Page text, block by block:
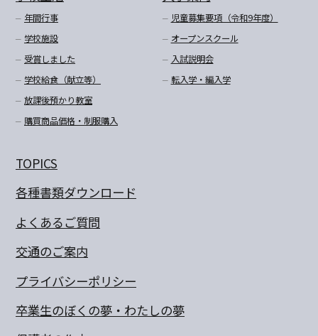
年間行事
学校施設
受賞しました
学校給食（献立等）
放課後預かり教室
購買商品価格・制服購入
児童募集要項（令和9年度）
オープンスクール
入試説明会
転入学・編入学
TOPICS
各種書類ダウンロード
よくあるご質問
交通のご案内
プライバシーポリシー
卒業生のぼくの夢・わたしの夢